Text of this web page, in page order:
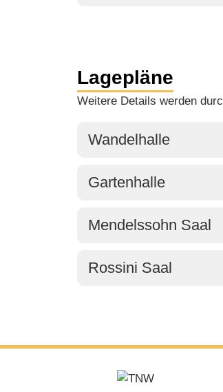
Lagepläne
Weitere Details werden
Wandelhalle
Gartenhalle
Mendelssohn Saal
Rossini Saal